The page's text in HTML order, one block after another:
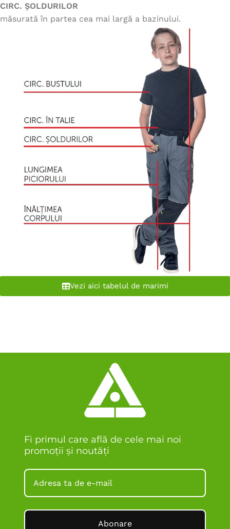
CIRC. ȘOLDURILOR
măsurată în partea cea mai largă a bazinului.
Vezi aici tabelul de marimi
Fi primul care află de cele mai noi
promoții și noutăți
Abonare